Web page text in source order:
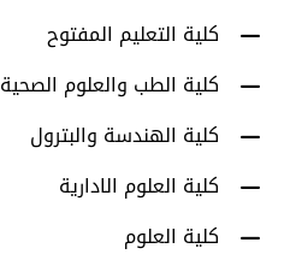
كلية التعليم المفتوح
كلية الطب والعلوم الصحية
كلية الهندسة والبترول
كلية العلوم الادارية
كلية العلوم